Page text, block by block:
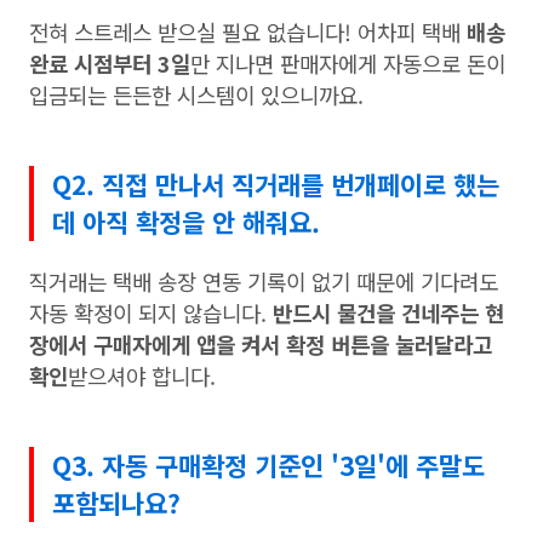
전혀 스트레스 받으실 필요 없습니다! 어차피 택배 배송
완료 시점부터 3일만 지나면 판매자에게 자동으로 돈이
입금되는 든든한 시스템이 있으니까요.
Q2. 직접 만나서 직거래를 번개페이로 했는
데 아직 확정을 안 해줘요.
직거래는 택배 송장 연동 기록이 없기 때문에 기다려도
자동 확정이 되지 않습니다. 반드시 물건을 건네주는 현
장에서 구매자에게 앱을 켜서 확정 버튼을 눌러달라고
확인받으셔야 합니다.
Q3. 자동 구매확정 기준인 '3일'에 주말도
포함되나요?